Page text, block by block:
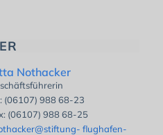
Nothacker
(06107) 988 68-23
(06107) 988 68-25
flughafen-